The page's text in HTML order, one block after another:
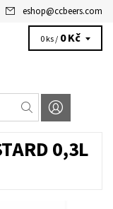
eshop@ccbeers.com
0 ks / 0 Kč
0,3L